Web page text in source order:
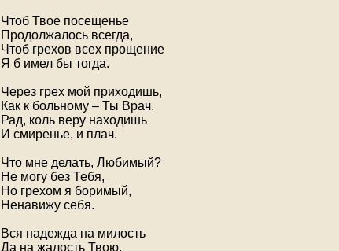
Чтоб Твое посещенье
Продолжалось всегда,
Чтоб грехов всех прощение
Я б имел бы тогда.
Через грех мой приходишь,
Как к больному – Ты Врач.
Рад, коль веру находишь
И смиренье, и плач.
Что мне делать, Любимый?
Не могу без Тебя,
Но грехом я боримый,
Ненавижу себя.
Вся надежда на милость
Да на жалость Твою,